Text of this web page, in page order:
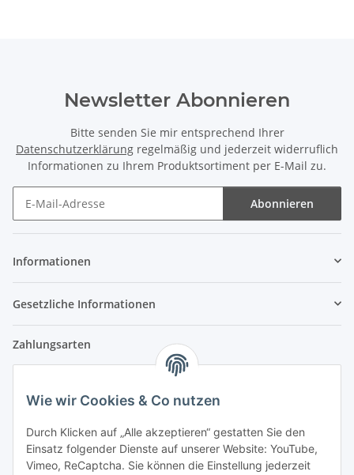
Wie wir Cookies & Co nutzen
Durch Klicken auf „Alle akzeptieren“ gestatten Sie den
Einsatz folgender Dienste auf unserer Website: YouTube,
Vimeo, ReCaptcha. Sie können die Einstellung jederzeit
Newsletter Abonnieren
Bitte senden Sie mir entsprechend Ihrer
Datenschutzerklärung regelmäßig und jederzeit widerruflich
Informationen zu Ihrem Produktsortiment per E-Mail zu.
Abonnieren
Informationen
Gesetzliche Informationen
Zahlungsarten
Versandpartner
Partner